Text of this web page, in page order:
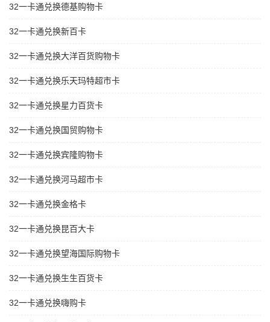
32一卡通兑换德基购物卡
32一卡通兑换新百卡
32一卡通兑换大洋百货购物卡
32一卡通兑换乐天玛特超市卡
32一卡通兑换星力百货卡
32一卡通兑换国贸购物卡
32一卡通兑换宾隆购物卡
32一卡通兑换河马超市卡
32一卡通兑换金格卡
32一卡通兑换昆百大卡
32一卡通兑换望海国际购物卡
32一卡通兑换生生百货卡
32一卡通兑换嗨购卡